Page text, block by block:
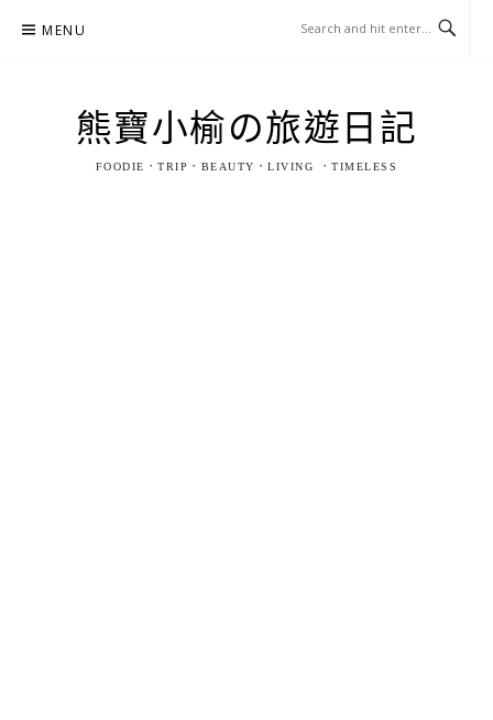
MENU
熊寶小榆の旅遊日記
FOODIE．TRIP．BEAUTY．LIVING ．TIMELESS